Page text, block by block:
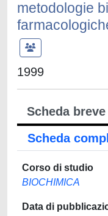
metodologie
1999
Scheda breve
Scheda
Corso di studio
BIOCHIMICA
Data di